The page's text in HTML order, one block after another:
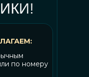
по номеру